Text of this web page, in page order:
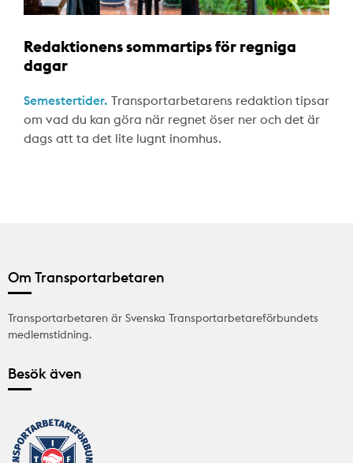
Redaktionens sommartips för regniga
dagar
Semestertider. Transportarbetarens redaktion tipsar
om vad du kan göra när regnet öser ner och det är
dags att ta det lite lugnt inomhus.
Om Transportarbetaren
Transportarbetaren är Svenska Transportarbetareförbundets
medlemstidning.
Besök även